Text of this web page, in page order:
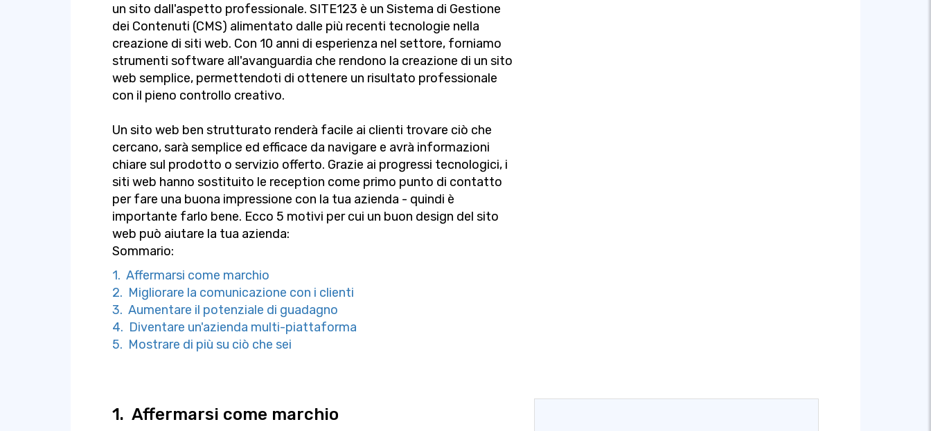
un sito dall'aspetto professionale. SITE123 è un Sistema di Gestione
dei Contenuti (CMS) alimentato dalle più recenti tecnologie nella
creazione di siti web. Con 10 anni di esperienza nel settore, forniamo
strumenti software all'avanguardia che rendono la creazione di un sito
web semplice, permettendoti di ottenere un risultato professionale
con il pieno controllo creativo.
Un sito web ben strutturato renderà facile ai clienti trovare ciò che
cercano, sarà semplice ed efficace da navigare e avrà informazioni
chiare sul prodotto o servizio offerto. Grazie ai progressi tecnologici, i
siti web hanno sostituito le reception come primo punto di contatto
per fare una buona impressione con la tua azienda - quindi è
importante farlo bene. Ecco 5 motivi per cui un buon design del sito
web può aiutare la tua azienda:
Sommario:
1. Affermarsi come marchio
2. Migliorare la comunicazione con i clienti
3. Aumentare il potenziale di guadagno
4. Diventare un'azienda multi-piattaforma
5. Mostrare di più su ciò che sei
1. Affermarsi come marchio